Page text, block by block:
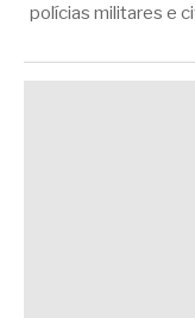
polícias militares e